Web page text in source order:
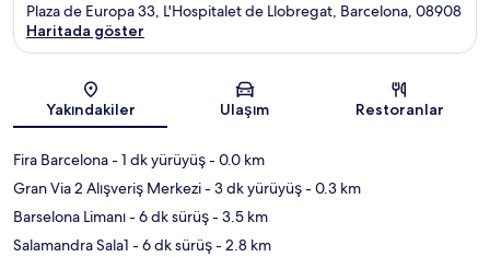
Harita
Plaza de Europa 33, L'Hospitalet de Llobregat, Barcelona, 08908
Haritada göster
Yakındakiler Ulaşım Restoranlar
Fira Barcelona- 1 dk yürüyüş- 0.0 km
Gran Via 2 Alışveriş Merkezi- 3 dk yürüyüş- 0.3 km
Barselona Limanı- 6 dk sürüş- 3.5 km
Salamandra Sala1 - 6 dk sürüş- 2.8 km